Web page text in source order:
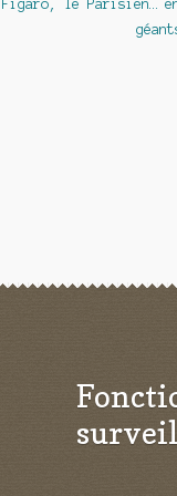
Figaro, le Parisien…